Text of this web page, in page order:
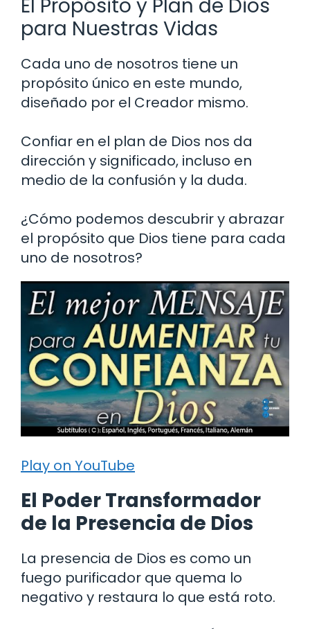
El Propósito y Plan de Dios
para Nuestras Vidas
Cada uno de nosotros tiene un
propósito único en este mundo,
diseñado por el Creador mismo.
Confiar en el plan de Dios nos da
dirección y significado, incluso en
medio de la confusión y la duda.
¿Cómo podemos descubrir y abrazar
el propósito que Dios tiene para cada
uno de nosotros?
Play on YouTube
El Poder Transformador
de la Presencia de Dios
La presencia de Dios es como un
fuego purificador que quema lo
negativo y restaura lo que está roto.